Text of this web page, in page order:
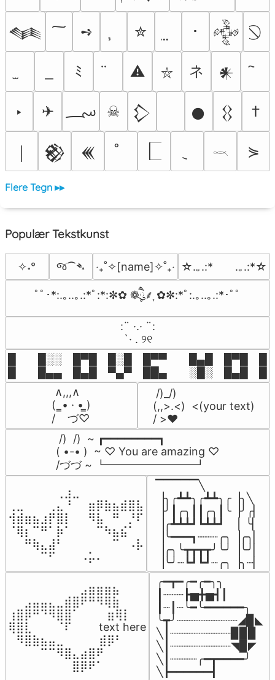
𒈝 ➺ ✮ ･ 𒅒
ﾐ ⚠ ⛥ ネ 𒀭
‣ ✈ ؄ ☠ 𒁷 𒊹 𒌐 †
𒆙 𒌍 𓎖 ⋟
Flere Tegn ▸▸
Populær Tekstkunst
✧˖° જ⁀➴ ‎‧₊˚✧[name]✧˚₊‧ ☆.｡.:*　　.｡.:*☆
ﾟﾟ･*:.｡..｡.:*ﾟ:*:✼✿ ❁ཻུ۪۪⸙͎ ✿✼:*ﾟ:.｡..｡.:*･ﾟﾟ
⠀:¨ ·.· ¨:⠀
⠀ `· . ୨୧⠀
█  █░░ █▀█ █░█ █▀▀  █▄█ █▀█
█  █▄▄ █▄█ ▀▄▀ ██▄  ░█░ █▄█
∧,,,∧
(  ̳• · • ̳)
/    づ♡
/)_/)
(,,>.<)  <(your text)
/ >❤️
/)  /)  ~ ┏━━━━━━━━┓
( •-• )  ~ ♡ You are amazing ♡
/づづ ~ ┗━━━━━━━━┛
⠀⠀⠀⠀⠀⠀⢀⣰⣀⠀⠀⠀⠀⠀⠀⠀⠀
⢀⣀⠀⠀⠀⢀⣄⠘⠀⠀⣶⡿⣷⣦⣾⣿⣧
⢺⣾⣶⣦⣰⡟⣿⡇⠀⠀⠻⣧⠀⠛⠀⡘⠏
⠈⢿⡆⠉⠛⠁⡷⠁⠀⠀⠀⠉⠳⣦⣮⠁⠀
⠀⠀⠛⢷⣄⣼⠃⠀⠀⠀⠀⠀⠀⠉⠀⠠⡧
⠀⠀⠀⠀⠉⠋⠀⠀⠀⠠⡥⠄⠀⠀⠀⠀⠀
▔▔▔▔▔╲
▕╮╭┻┻╮╭┻┻╮╭▕╮╲
▕╯┃╭╮┃┃╭╮┃╰▕╯╭▏
▕╭┻┻┻┛┗┻┻┛  ▕  ╰▏
▕╰━━━┓┈┈┈╭╮▕╭╮▏
▕╭╮╰┳┳┳┳╯╰╯▕╰╯▏
▕╰╯┈┗┛┗┛┈╭╮▕╮┈▏
⠀⠀⠀⠀⠀⠀⠀⠀⠀⣠⣶⣶⣶⣦⠀⠀
⠀⠀⣠⣤⣤⣄⣀⣾⣿⠟⠛⠻⢿⣷⠀
⢰⣿⡿⠛⠙⠻⣿⣿⠁⠀⠀ ⠀⣶⢿⡇
⢿⣿⣇⠀⠀⠀⠈⠏⠀⠀⠀ text here
⠀⠻⣿⣷⣦⣤⣀⠀⠀⠀ ⠀⣾⡿⠃⠀
⠀⠀⠀⠀⠉⠉⠻⣿⣄⣴⣿⠟⠀⠀⠀
⠀⠀⠀⠀⠀⠀⠀⠀⣿⡿⠟⠁⠀⠀⠀
╭━┳━╭━╭━╮╮
┃┈┈┈┣▅╋▅┫┃
┃┈┃┈╰━╰━━━━━━╮
╰┳╯┈┈┈┈┈┈┈┈┈◢▉◣
╲┃┈┈┈┈┈┈┈┈┈▉▉▉
╲┃┈┈┈┈┈┈┈┈┈◥▉◤
╲┃┈┈┈┈╭━┳━━━━╯
╲┣━━━━━━┫﻿